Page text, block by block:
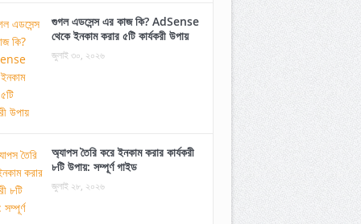
গুগল এডসেন্স এর কাজ কি? AdSense
থেকে ইনকাম করার ৫টি কার্যকরী উপায়
জুলাই ৩০, ২০২৬
অ্যাপস তৈরি করে ইনকাম করার কার্যকরী
৮টি উপায়: সম্পূর্ণ গাইড
জুলাই ২৮, ২০২৬